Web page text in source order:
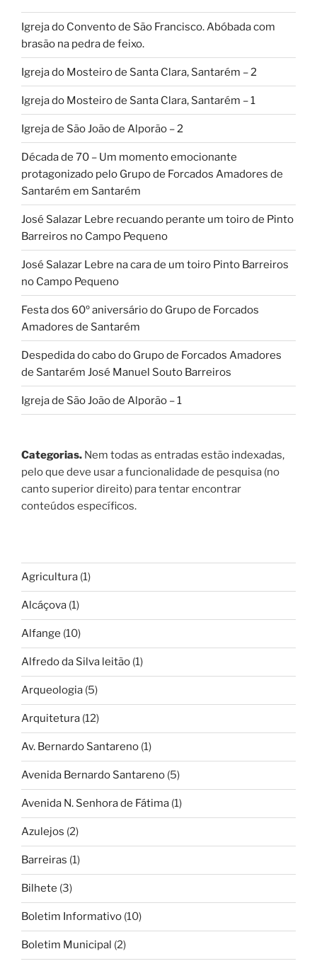
Igreja do Convento de São Francisco. Abóbada com
brasão na pedra de feixo.
Igreja do Mosteiro de Santa Clara, Santarém – 2
Igreja do Mosteiro de Santa Clara, Santarém – 1
Igreja de São João de Alporão – 2
Década de 70 – Um momento emocionante
protagonizado pelo Grupo de Forcados Amadores de
Santarém em Santarém
José Salazar Lebre recuando perante um toiro de Pinto
Barreiros no Campo Pequeno
José Salazar Lebre na cara de um toiro Pinto Barreiros
no Campo Pequeno
Festa dos 60º aniversário do Grupo de Forcados
Amadores de Santarém
Despedida do cabo do Grupo de Forcados Amadores
de Santarém José Manuel Souto Barreiros
Igreja de São João de Alporão – 1
Categorias. Nem todas as entradas estão indexadas,
pelo que deve usar a funcionalidade de pesquisa (no
canto superior direito) para tentar encontrar
conteúdos específicos.
Agricultura (1)
Alcáçova (1)
Alfange (10)
Alfredo da Silva leitão (1)
Arqueologia (5)
Arquitetura (12)
Av. Bernardo Santareno (1)
Avenida Bernardo Santareno (5)
Avenida N. Senhora de Fátima (1)
Azulejos (2)
Barreiras (1)
Bilhete (3)
Boletim Informativo (10)
Boletim Municipal (2)